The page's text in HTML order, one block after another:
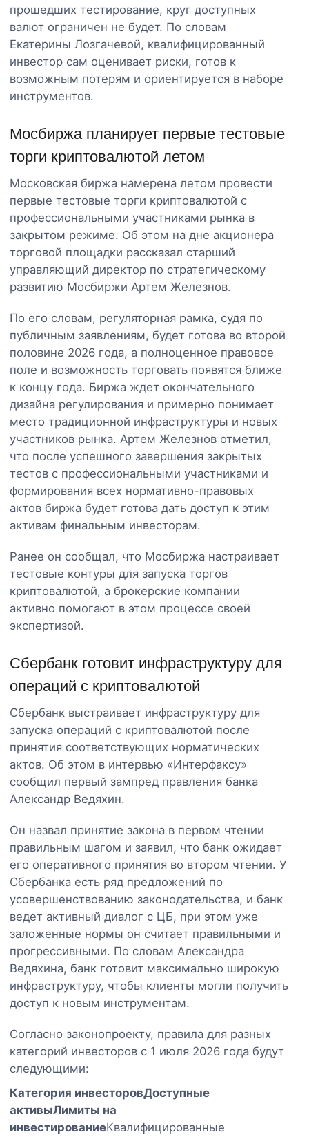
прошедших тестирование, круг доступных
валют ограничен не будет. По словам
Екатерины Лозгачевой, квалифицированный
инвестор сам оценивает риски, готов к
возможным потерям и ориентируется в наборе
инструментов.
Мосбиржа планирует первые тестовые
торги криптовалютой летом
Московская биржа намерена летом провести
первые тестовые торги криптовалютой с
профессиональными участниками рынка в
закрытом режиме. Об этом на дне акционера
торговой площадки рассказал старший
управляющий директор по стратегическому
развитию Мосбиржи Артем Железнов.
По его словам, регуляторная рамка, судя по
публичным заявлениям, будет готова во второй
половине 2026 года, а полноценное правовое
поле и возможность торговать появятся ближе
к концу года. Биржа ждет окончательного
дизайна регулирования и примерно понимает
место традиционной инфраструктуры и новых
участников рынка. Артем Железнов отметил,
что после успешного завершения закрытых
тестов с профессиональными участниками и
формирования всех нормативно-правовых
актов биржа будет готова дать доступ к этим
активам финальным инвесторам.
Ранее он сообщал, что Мосбиржа настраивает
тестовые контуры для запуска торгов
криптовалютой, а брокерские компании
активно помогают в этом процессе своей
экспертизой.
Сбербанк готовит инфраструктуру для
операций с криптовалютой
Сбербанк выстраивает инфраструктуру для
запуска операций с криптовалютой после
принятия соответствующих норматических
актов. Об этом в интервью «Интерфаксу»
сообщил первый зампред правления банка
Александр Ведяхин.
Он назвал принятие закона в первом чтении
правильным шагом и заявил, что банк ожидает
его оперативного принятия во втором чтении. У
Сбербанка есть ряд предложений по
усовершенствованию законодательства, и банк
ведет активный диалог с ЦБ, при этом уже
заложенные нормы он считает правильными и
прогрессивными. По словам Александра
Ведяхина, банк готовит максимально широкую
инфраструктуру, чтобы клиенты могли получить
доступ к новым инструментам.
Согласно законопроекту, правила для разных
категорий инвесторов с 1 июля 2026 года будут
следующими:
Категория инвесторовДоступные
активыЛимиты на
инвестированиеКвалифицированные